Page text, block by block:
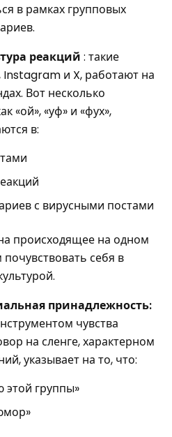
в рамках групповых
реакций : такие
и X, работают на
Вот несколько
«ой», «уф» и «фух»,
в:
с вирусными постами
происходящее на одном
себя в
принадлежность:
чувства
на сленге, характерном
указывает на то, что:
этой группы»